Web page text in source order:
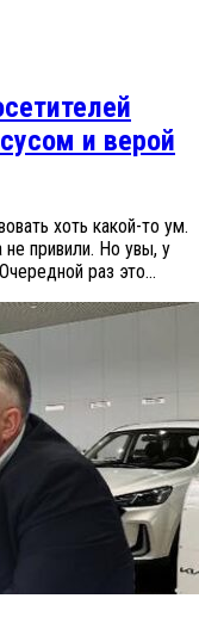
и верой
хоть какой-то ум.
привили. Но увы, у
раз это...